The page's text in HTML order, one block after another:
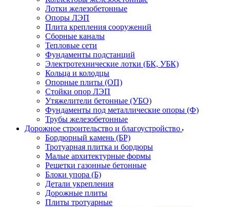
Лотки железобетонные
Опоры ЛЭП
Плита крепления сооружений
Сборные каналы
Тепловые сети
Фундаменты подстанций
Электротехнические лотки (БК, УБК)
Кольца и колодцы
Опорные плиты (ОП)
Стойки опор ЛЭП
Утяжелители бетонные (УБО)
Фундаменты под металлические опоры (Ф)
Трубы железобетонные
Дорожное строительство и благоустройство
Бордюрный камень (БР)
Тротуарная плитка и бордюры
Малые архитектурные формы
Решетки газонные бетонные
Блоки упора (Б)
Детали укрепления
Дорожные плиты
Плиты тротуарные